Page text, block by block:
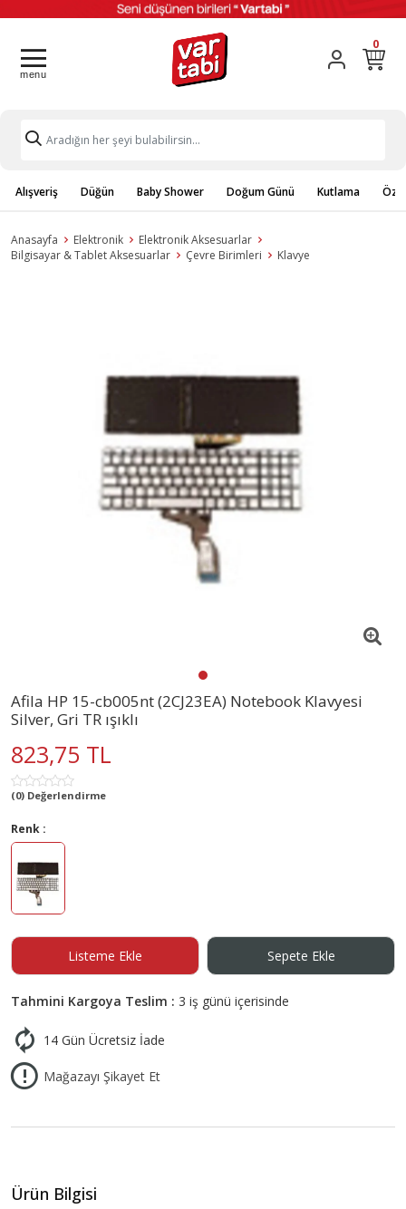
0
Alışveriş Düğün Baby Shower Doğum Günü Kutlama
Anasayfa Elektronik
Elektronik Aksesuarlar
Bilgisayar & Tablet Aksesuarlar
Çevre Birimleri Klavye
Afila HP 15-cb005nt (2CJ23EA) Notebook Klavyesi
Silver, Gri TR ışıklı
823,75 TL
(0) Değerlendirme
Renk :
Listeme Ekle Sepete Ekle
Tahmini Kargoya Teslim : 3 iş günü içerisinde
14 Gün Ücretsiz İade
Mağazayı Şikayet Et
Ürün Bilgisi